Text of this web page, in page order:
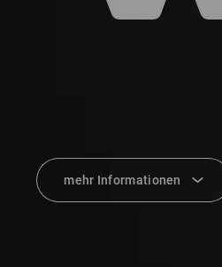
mehr Informationen